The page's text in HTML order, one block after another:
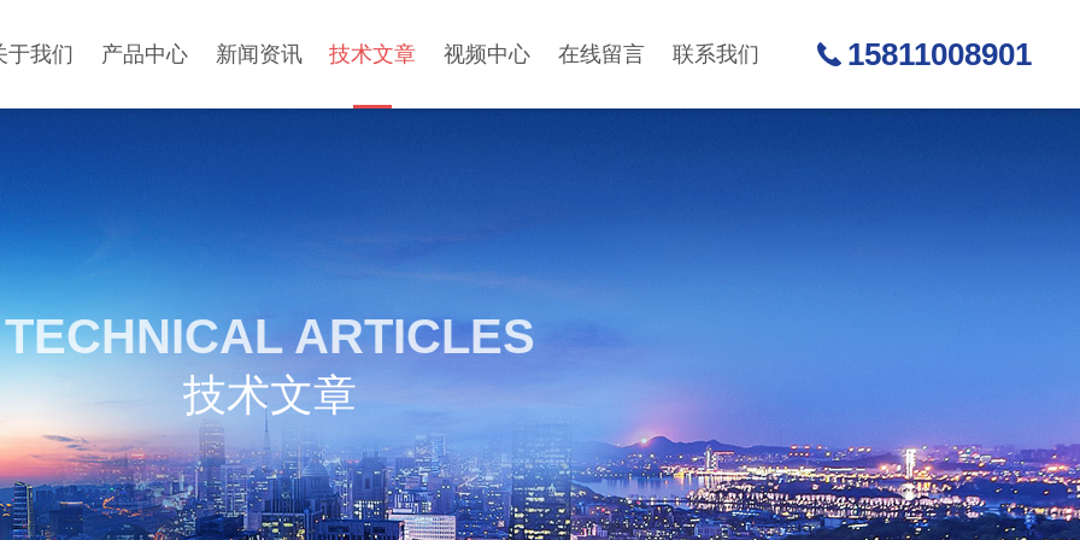
于我们 产品中心 新闻资讯 技术文章 视频中心 在线留言 联系我们 15811008901
TECHNICAL ARTICLES
技术文章